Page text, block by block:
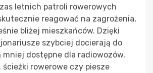
letnich patroli rowerowych
reagować na zagrożenia,
bliżej mieszkańców. Dzięki
szybciej docierają do
mniej dostępne dla radiowozów,
ścieżki rowerowe czy piesze